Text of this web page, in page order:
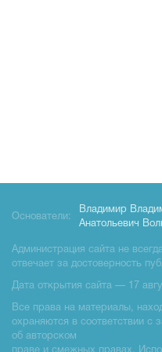
Основатели:
Владимир
Анатольевич
Администрация сайта не
отвечает за достоверность
Дата открытия сайта — 17
Все права на материалы,
охраняются в соответствии с
об авторском